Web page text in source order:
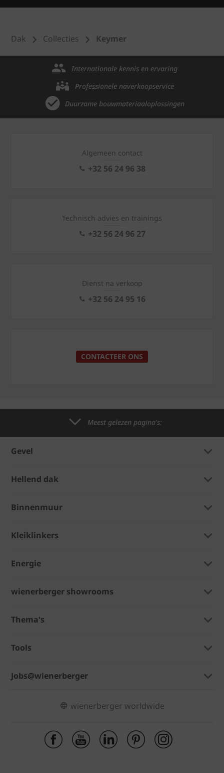
Dak Collecties Keymer
Internationale kennis en ervaring
Professionele naverkoopservice
Duurzame bouwmateriaaloplossingen
Algemeen contact
+32 56 24 96 38
Technisch advies en trainings
+32 56 24 96 27
Dienst na verkoop
+32 56 24 95 16
CONTACTEER ONS
Meest gelezen pagina's:
Gevel
Hellend dak
Binnenmuur
Kleiklinkers
Energie
wienerberger showrooms
Thema's
Tools
Jobs@wienerberger
wienerberger worldwide